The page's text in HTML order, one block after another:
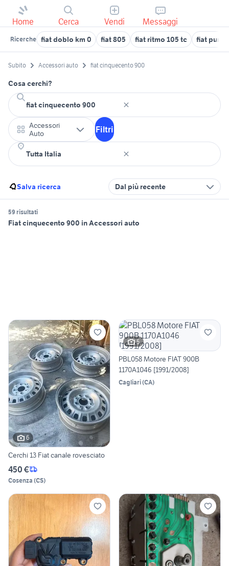
Home Cerca Vendi Messaggi
Ricerche fiat doblo km 0 fiat 805 fiat ritmo 105 tc fiat
Subito Accessori auto fiat cinquecento 900
Cosa cerchi?
Accessori
Auto
Filtri
Salva ricerca Dal più recente
59 risultati
Fiat cinquecento 900 in Accessori auto
6
Cerchi 13 Fiat canale rovesciato
450 €
Cosenza (CS)
5
PBL058 Motore FIAT 900B
1170A1046 [1991/2008]
Cagliari(CA)